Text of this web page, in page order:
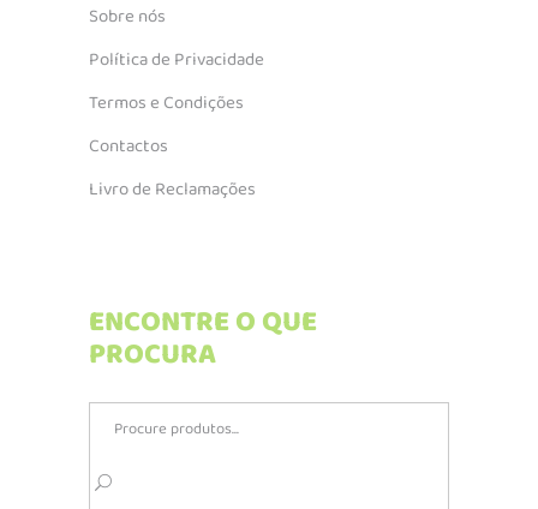
Sobre nós
Política de Privacidade
Termos e Condições
Contactos
Livro de Reclamações
ENCONTRE O QUE
PROCURA